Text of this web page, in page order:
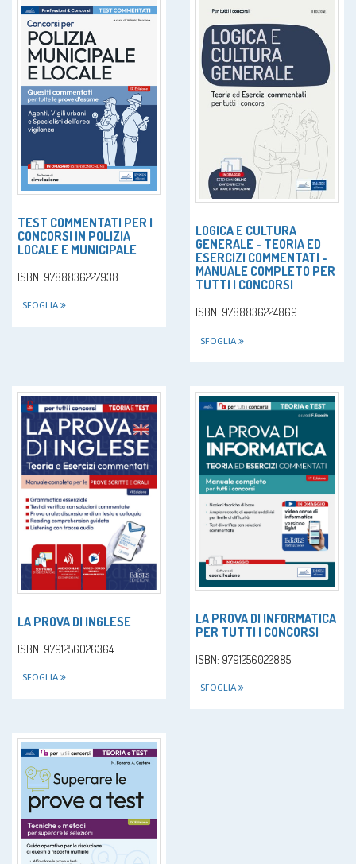
TEST COMMENTATI PER I
CONCORSI IN POLIZIA
LOCALE E MUNICIPALE
ISBN: 9788836227938
SFOGLIA
LOGICA E CULTURA
GENERALE - TEORIA ED
ESERCIZI COMMENTATI -
MANUALE COMPLETO PER
TUTTI I CONCORSI
ISBN: 9788836224869
SFOGLIA
LA PROVA DI INGLESE
ISBN: 9791256026364
SFOGLIA
LA PROVA DI INFORMATICA
PER TUTTI I CONCORSI
ISBN: 9791256022885
SFOGLIA